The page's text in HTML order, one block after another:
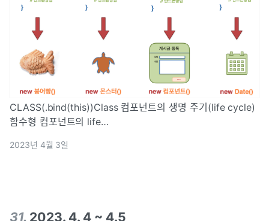
CLASS(.bind(this))Class 컴포넌트의 생명 주기(life cycle)
함수형 컴포넌트의 life
componentDidUpdate, componentWillUnmount)open-
2023년 4월 3일
31. 2023. 4. 4 ~ 4.5